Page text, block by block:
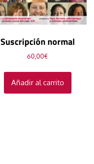
Suscripción normal
60,00€
Añadir al carrito